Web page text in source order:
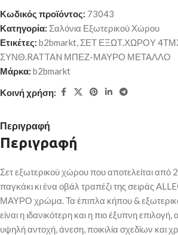
Κωδικός προϊόντος: 73043
Κατηγορία: Σαλόνια Εξωτερικού Χώρου
Ετικέτες: b2bmarkt, ΣΕΤ ΕΞΩΤ.ΧΩΡΟΥ 4ΤΜΧ
ΣΥΝΘ.RATTAN ΜΠΕΖ-ΜΑΥΡΟ ΜΕΤΑΛΛΟ
Μάρκα: b2bmarkt
Κοινή χρήση:
Περιγραφή
Περιγραφή
Σετ εξωτερικού χώρου που αποτελείται από
παγκάκι κι ένα οβάλ τραπέζι της σειράς
ΜΑΥΡΟ χρώμα. Τα έπιπλα κήπου &
είναι η ιδανικότερη και η πιο έξυπνη
υψηλή αντοχή, άνεση, ποικιλία σχεδίων και